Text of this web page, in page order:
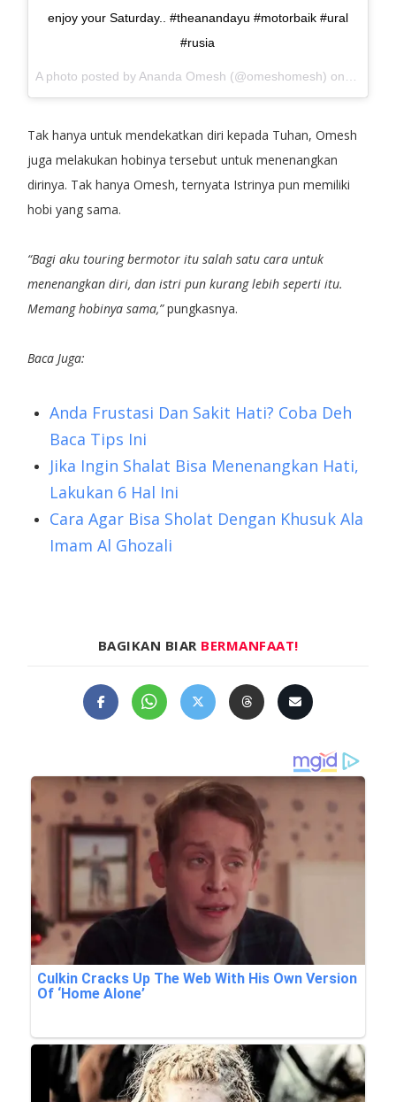
enjoy your Saturday.. #theanandayu #motorbaik #ural
#rusia
Tak hanya untuk mendekatkan diri kepada Tuhan, Omesh
juga melakukan hobinya tersebut untuk menenangkan
dirinya. Tak hanya Omesh, ternyata Istrinya pun memiliki
hobi yang sama.
“Bagi aku touring bermotor itu salah satu cara untuk
menenangkan diri, dan istri pun kurang lebih seperti itu.
Memang hobinya sama,”pungkasnya.
Baca Juga:
Anda Frustasi Dan Sakit Hati? Coba Deh
Baca Tips Ini
Jika Ingin Shalat Bisa Menenangkan Hati,
Lakukan 6 Hal Ini
Cara Agar Bisa Sholat Dengan Khusuk Ala
Imam Al Ghozali
BAGIKAN BIAR BERMANFAAT!